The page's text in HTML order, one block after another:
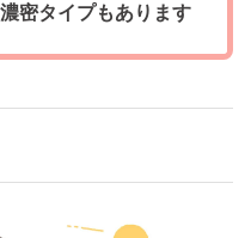
密タイプもあります